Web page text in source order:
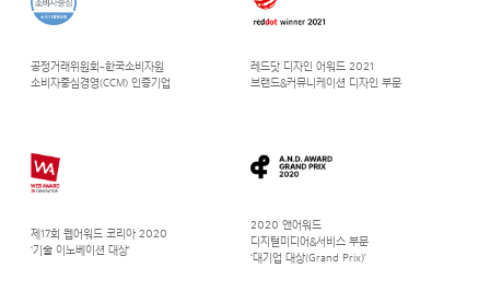
공정거래위원회-한국소비자원
소비자중심경영(CCM) 인증기업
레드닷 디자인 어워드 2021
브랜드&커뮤니케이션 디자인 부문
제17회 웹어워드 코리아 2020
‘기술 이노베이션 대상’
2020 앤어워드
디지털미디어&서비스 부문
‘대기업 대상(Grand Prix)’